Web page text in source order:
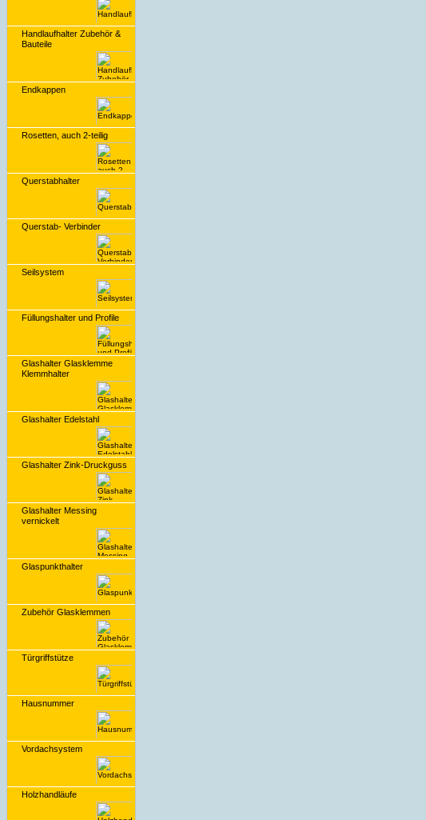
Handlaufhalter Zubehör &
Bauteile
Endkappen
Rosetten, auch 2-teilig
Querstabhalter
Querstab- Verbinder
Seilsystem
Füllungshalter und Profile
Glashalter Glasklemme
Klemmhalter
Glashalter Edelstahl
Glashalter Zink-Druckguss
Glashalter Messing
vernickelt
Glaspunkthalter
Zubehör Glasklemmen
Türgriffstütze
Hausnummer
Vordachsystem
Holzhandläufe